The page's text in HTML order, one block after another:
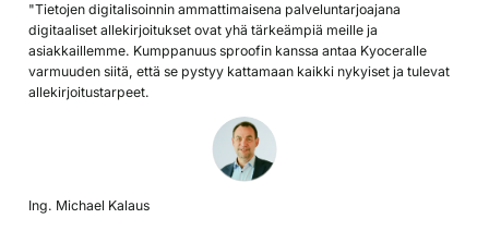
"Tietojen digitalisoinnin ammattimaisena palveluntarjoajana
digitaaliset allekirjoitukset ovat yhä tärkeämpiä meille ja
asiakkaillemme. Kumppanuus sproofin kanssa antaa Kyoceralle
varmuuden siitä, että se pystyy kattamaan kaikki nykyiset ja tulevat
allekirjoitustarpeet.
Ing. Michael Kalaus